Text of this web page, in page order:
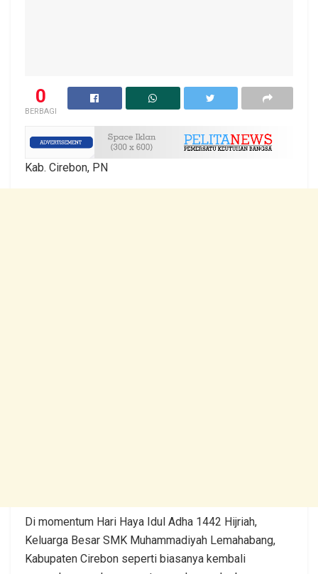
0
BERBAGI
Kab. Cirebon, PN
Di momentum Hari Haya Idul Adha 1442 Hijriah,
Keluarga Besar SMK Muhammadiyah Lemahabang,
Kabupaten Cirebon seperti biasanya kembali